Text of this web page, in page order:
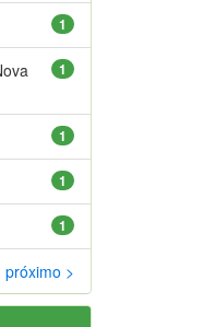
1
1
1
1
1
próximo >